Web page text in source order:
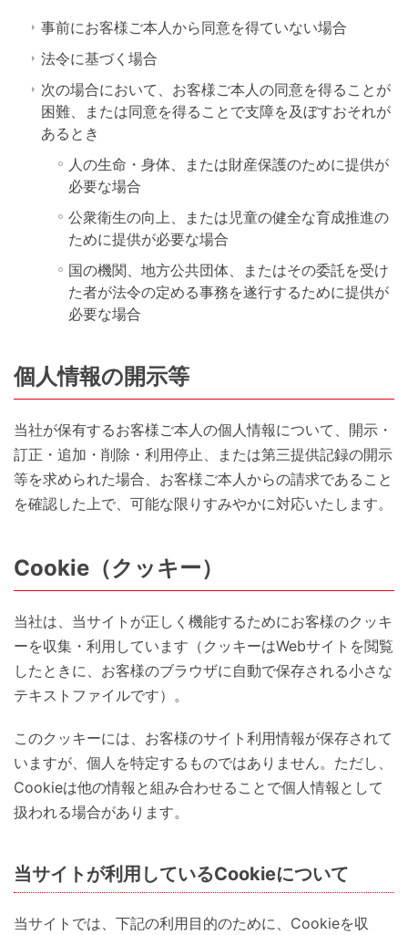
事前にお客様ご本人から同意を得ていない場合
法令に基づく場合
次の場合において、お客様ご本人の同意を得ることが
困難、または同意を得ることで支障を及ぼすおそれが
あるとき
人の生命・身体、または財産保護のために提供が
必要な場合
公衆衛生の向上、または児童の健全な育成推進の
ために提供が必要な場合
国の機関、地方公共団体、またはその委託を受け
た者が法令の定める事務を遂行するために提供が
必要な場合
個人情報の開示等
当社が保有するお客様ご本人の個人情報について、開示・
訂正・追加・削除・利用停止、または第三提供記録の開示
等を求められた場合、お客様ご本人からの請求であること
を確認した上で、可能な限りすみやかに対応いたします。
Cookie（クッキー）
当社は、当サイトが正しく機能するためにお客様のクッキ
ーを収集・利用しています（クッキーはWebサイトを閲覧
したときに、お客様のブラウザに自動で保存される小さな
テキストファイルです）。
このクッキーには、お客様のサイト利用情報が保存されて
いますが、個人を特定するものではありません。ただし、
Cookieは他の情報と組み合わせることで個人情報として
扱われる場合があります。
当サイトが利用しているCookieについて
当サイトでは、下記の利用目的のために、Cookieを収